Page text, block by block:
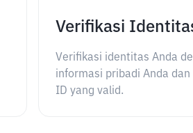
Verifikasi
Verifikasi identitas Anda
informasi pribadi Anda
ID yang valid.